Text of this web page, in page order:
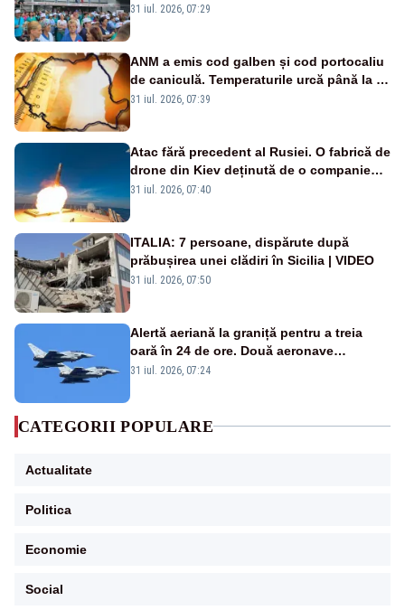
Legii salarizării
31 iul. 2026, 07:29
ANM a emis cod galben și cod portocaliu
de caniculă. Temperaturile urcă până la 38
de grade, iar nopțile devin tropicale
31 iul. 2026, 07:39
Atac fără precedent al Rusiei. O fabrică de
drone din Kiev deținută de o companie
americană, distrusă de o rachetă
31 iul. 2026, 07:40
ITALIA: 7 persoane, dispărute după
prăbușirea unei clădiri în Sicilia | VIDEO
31 iul. 2026, 07:50
Alertă aeriană la graniță pentru a treia
oară în 24 de ore. Două aeronave
Eurofighter britanice au fost ridicate de la
31 iul. 2026, 07:24
CATEGORII POPULARE
Actualitate
Politica
Economie
Social